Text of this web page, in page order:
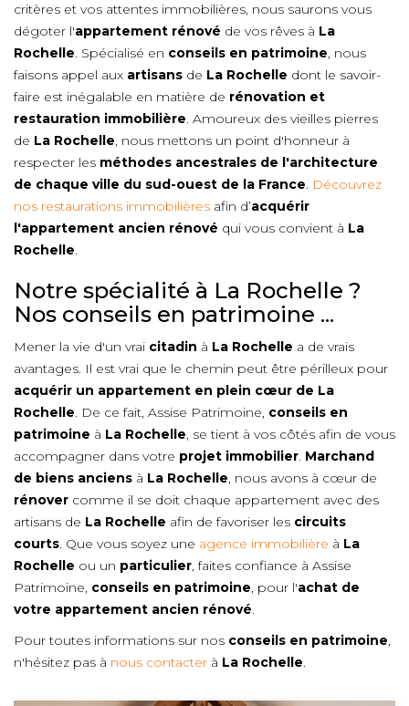
critères et vos attentes immobilières, nous saurons vous
dégoter l'appartement rénové de vos rêves à La
Rochelle. Spécialisé en conseils en patrimoine, nous
faisons appel aux artisans de La Rochelle dont le savoir-
faire est inégalable en matière de rénovation et
restauration immobilière. Amoureux des vieilles pierres
de La Rochelle, nous mettons un point d'honneur à
respecter les méthodes ancestrales de l'architecture
de chaque ville du sud-ouest de la France. Découvrez
nos restaurations immobilières afin d’acquérir
l'appartement ancien rénové qui vous convient à La
Rochelle.
Notre spécialité à La Rochelle ?
Nos conseils en patrimoine ...
Mener la vie d'un vrai citadin à La Rochelle a de vrais
avantages. Il est vrai que le chemin peut être périlleux pour
acquérir un appartement en plein cœur de La
Rochelle. De ce fait, Assise Patrimoine, conseils en
patrimoine à La Rochelle, se tient à vos côtés afin de vous
accompagner dans votre projet immobilier. Marchand
de biens anciens à La Rochelle, nous avons à cœur de
rénover comme il se doit chaque appartement avec des
artisans de La Rochelle afin de favoriser les circuits
courts. Que vous soyez une agence immobilière à La
Rochelle ou un particulier, faites confiance à Assise
Patrimoine, conseils en patrimoine, pour l'achat de
votre appartement ancien rénové.
Pour toutes informations sur nos conseils en patrimoine,
n'hésitez pas à nous contacter à La Rochelle.